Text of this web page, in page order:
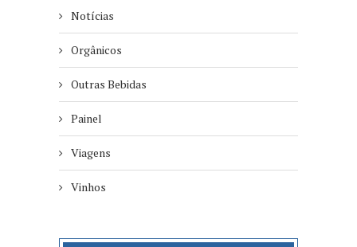
Notícias
Orgânicos
Outras Bebidas
Painel
Viagens
Vinhos